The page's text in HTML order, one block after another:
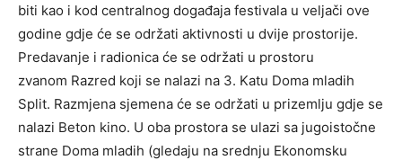
biti kao i kod centralnog događaja festivala u veljači ove
godine gdje će se održati aktivnosti u dvije prostorije.
Predavanje i radionica će se održati u prostoru
zvanom Razred koji se nalazi na 3. Katu Doma mladih
Split. Razmjena sjemena će se održati u prizemlju gdje se
nalazi Beton kino. U oba prostora se ulazi sa jugoistočne
strane Doma mladih (gledaju na srednju Ekonomsku